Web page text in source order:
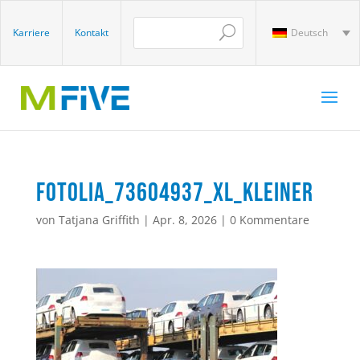
Karriere Kontakt Deutsch
Fotolia_73604937_XL_kleiner
von Tatjana Griffith | Apr. 8, 2026| 0 Kommentare